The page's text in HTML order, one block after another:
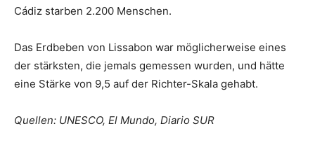
Cádiz starben 2.200 Menschen.
Das Erdbeben von Lissabon war möglicherweise eines
der stärksten, die jemals gemessen wurden, und hätte
eine Stärke von 9,5 auf der Richter-Skala gehabt.
Quellen: UNESCO, El Mundo, Diario SUR